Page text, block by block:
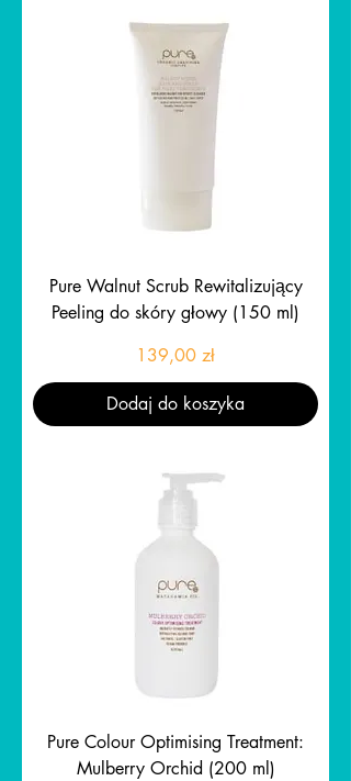
Pure Walnut Scrub Rewitalizujący
Peeling do skóry głowy (150 ml)
Cena
139,00 zł
Dodaj do koszyka
Pure Colour Optimising Treatment:
Mulberry Orchid (200 ml)